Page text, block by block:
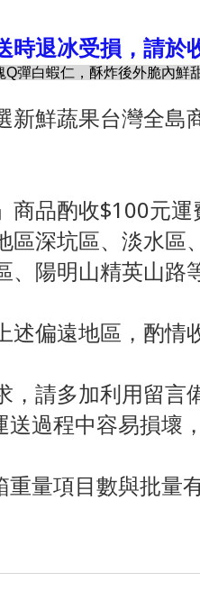
時退冰受損，請於
彈白蝦仁，酥炸後外脆內鮮
新鮮蔬果台灣全島
商品酌收$100元運
區深坑區、淡水
、陽明山精英山路
述偏遠地區，酌情
，請多加利用留言
過程中容易損壞
量項目數與批量